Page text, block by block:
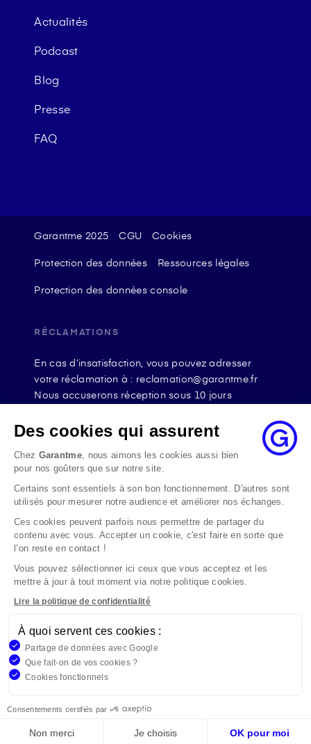
Actualités
Podcast
Blog
Presse
FAQ
Garantme 2025 CGU Cookies
Protection des données Ressources légales
Protection des données console
RÉCLAMATIONS
En cas d’insatisfaction, vous pouvez adresser
votre réclamation à : reclamation@garantme.fr
Nous accuserons réception sous 10 jours
état de cause, nous répondrons à la réclamation
au maximum dans les 2 mois.
Si le désaccord persiste, vous pouvez solliciter
l’avis du Médiateur de l’Assurance par internet à
l’adresse La médiation de l’assurance - Accueil
Par courrier à l’adresse : La Médiation de
l’Assurance TSA 50110 75441 PARIS CEDEX 09 ou
par email à l’adresse www.mediation-
assurance.org
La saisine du Médiateur de l’Assurance est gratuite
mais ne peut intervenir qu’après nous avoir
adressé une réclamation écrite.
Garantme, société par actions simplifiée au capital de 19
Code des Assurances et immatriculée à l’ORIAS
75002 Paris
Des cookies qui assurent
Chez Garantme, nous aimons les cookies aussi bien
pour nos goûters que sur notre site.
Certains sont essentiels à son bon fonctionnement. D'autres sont
utilisés pour mesurer notre audience et améliorer nos échanges.
Ces cookies peuvent parfois nous permettre de partager du
contenu avec vous. Accepter un cookie, c'est faire en sorte que
l’on reste en contact !
Vous pouvez sélectionner ici ceux que vous acceptez et les
mettre à jour à tout moment via notre politique cookies.
Lire la politique de confidentialité
À quoi servent ces cookies :
Partage de données avec Google
Que fait-on de vos cookies ?
Cookies fonctionnels
Consentements certifiés par
Non merci Je choisis OK pour moi